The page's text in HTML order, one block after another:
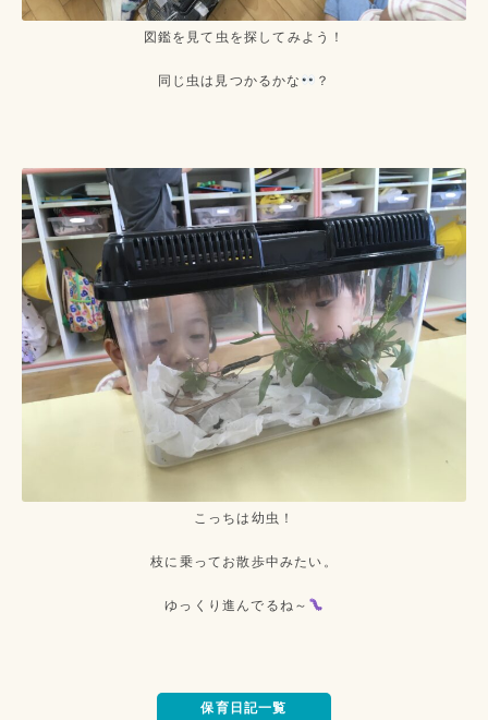
図鑑を見て虫を探してみよう！
同じ虫は見つかるかな ？
こっちは幼虫！
枝に乗ってお散歩中みたい。
ゆっくり進んでるね～
保育日記一覧